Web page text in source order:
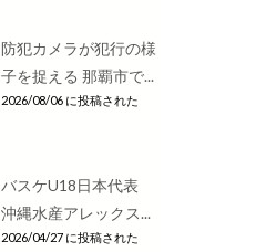
防犯カメラが犯行の様
子を捉える 那覇市で...
2026/08/06 に投稿された
バスケU18日本代表
沖縄水産アレックス...
2026/04/27 に投稿された